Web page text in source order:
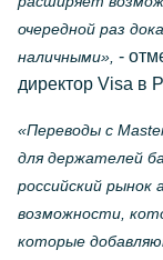
очередной раз
наличными», -
директор Visa в
«Переводы с
для держателей
российский рынок
возможности,
которые